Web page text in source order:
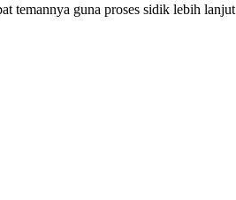
temannya guna proses sidik lebih lanjut